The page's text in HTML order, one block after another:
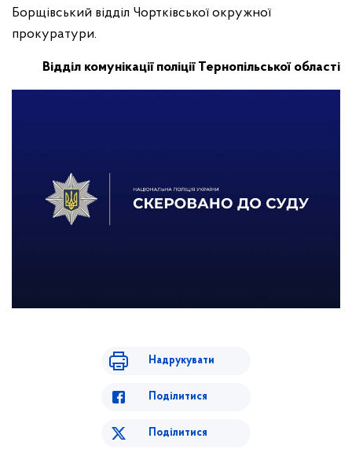
Борщівський відділ Чортківської окружної
прокуратури.
Відділ комунікації поліції Тернопільської області
Надрукувати
Поділитися
Поділитися